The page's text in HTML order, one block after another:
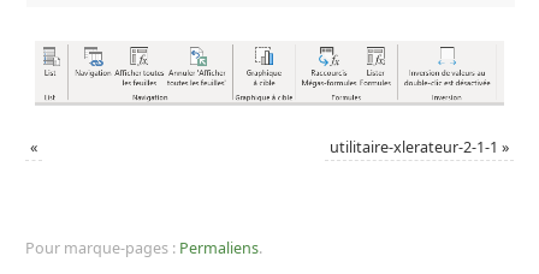
« utilitaire-xlerateur-2-1-1 »
Pour marque-pages : Permaliens.